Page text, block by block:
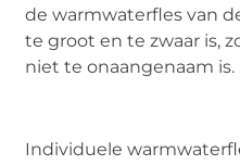
de warmwaterfles van
te groot en te zwaar is,
niet te onaangenaam is.
Individuele